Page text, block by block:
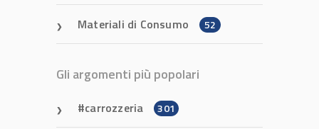
Materiali di Consumo 52
Gli argomenti più popolari
carrozzeria 301